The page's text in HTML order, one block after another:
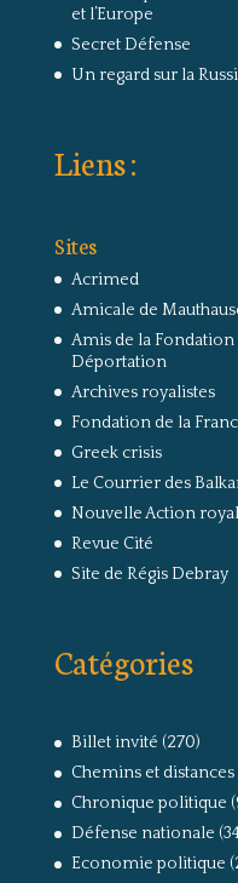
et l’Europe
Secret Défense
Un regard sur la
Liens :
Sites
Acrimed
Amicale de
Amis de la
Déportation
Archives royalistes
Fondation de la
Greek crisis
Le Courrier des
Nouvelle Action
Revue Cité
Site de Régis Debray
Catégories
Billet invité (270)
Chemins et distances
Chronique politique
Défense nationale
Economie politique